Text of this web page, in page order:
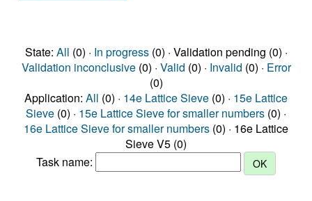
State: All (0) · In progress(0) · Validation pending (0) ·
Validation inconclusive(0) · Valid (0) · Invalid (0) · Error
(0)
Application: All (0) · 14e Lattice Sieve (0) · 15e Lattice
Sieve (0) · 15e Lattice Sieve for smaller numbers (0) ·
16e Lattice Sieve for smaller numbers (0) · 16e Lattice
Sieve V5 (0)
Task name: